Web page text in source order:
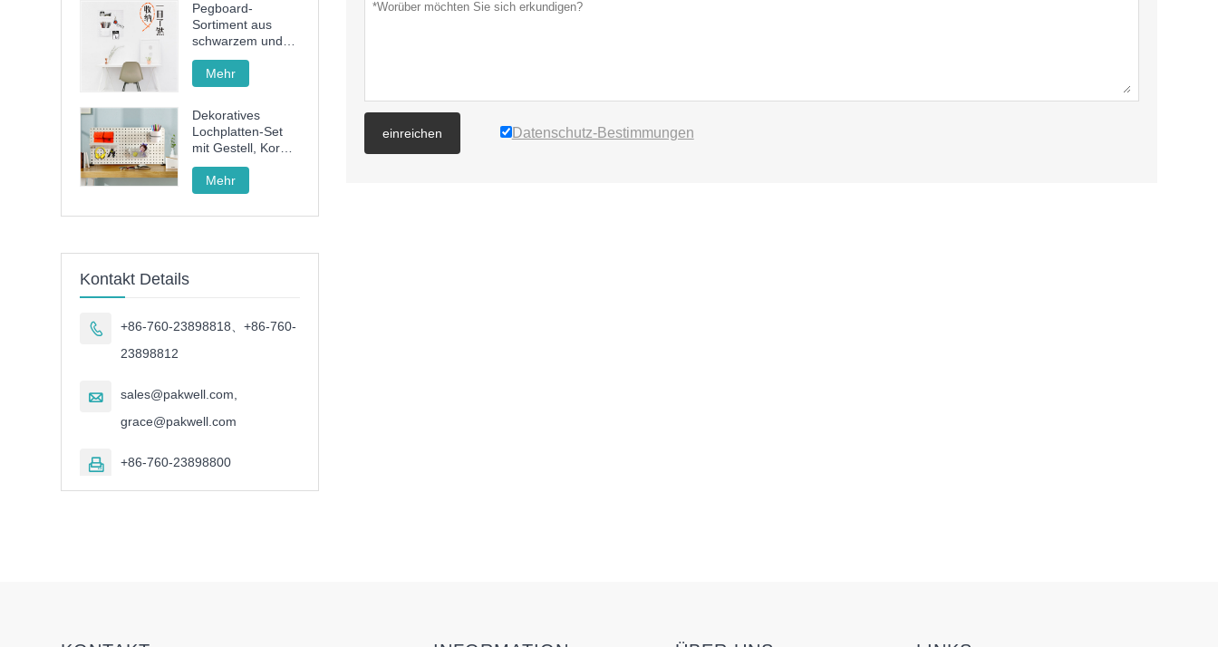
einreichen Datenschutz-Bestimmungen
Pegboard-
Sortiment aus
schwarzem und
weißem Kunststoff
Mehr
Dekoratives
Lochplatten-Set
mit Gestell, Korb
und Becher zum
Organisieren
Mehr
Kontakt Details

+86-760-23898818、+86-760-
23898812

sales@pakwell.com,
grace@pakwell.com
 +86-760-23898800